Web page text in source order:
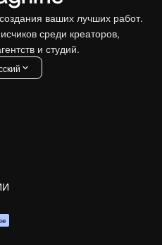
ваших лучших работ.
среди креаторов,
и студий.